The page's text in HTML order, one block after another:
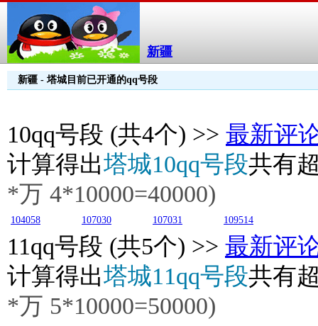
新疆
新疆 - 塔城目前已开通的qq号段
10qq号段 (共4个) >> 最新评
计算得出塔城10qq号段共有
*万 4*10000=40000)
104058 107030 107031 109514
11qq号段 (共5个) >> 最新评
计算得出塔城11qq号段共有
*万 5*10000=50000)